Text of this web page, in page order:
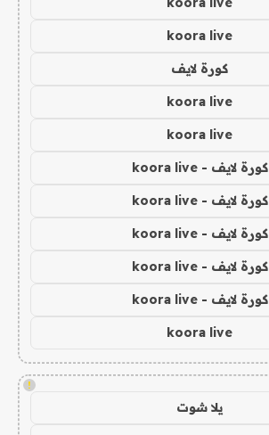
koora live
كورة لايف
koora live
koora live
كورة لايف - koora live
كورة لايف - koora live
كورة لايف - koora live
كورة لايف - koora live
كورة لايف - koora live
koora live
!
يلا شوت